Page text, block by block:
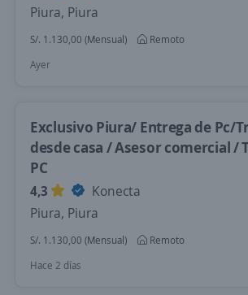
Piura, Piura
S/. 1.130,00 (Mensual)
Remoto
Ayer
Exclusivo Piura/ Entrega de Pc/
desde casa / Asesor comercial /
PC
4,3
Konecta
Piura, Piura
S/. 1.130,00 (Mensual)
Remoto
Hace 2 días